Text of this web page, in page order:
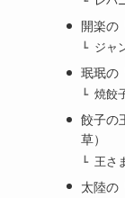
開楽の
ジャ
珉珉の
焼餃
餃子の
草）
王さ
太陸の